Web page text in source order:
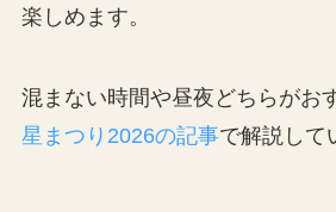
楽しめます。
混まない時間や昼夜どちらがお
星まつり2026の記事で解説して